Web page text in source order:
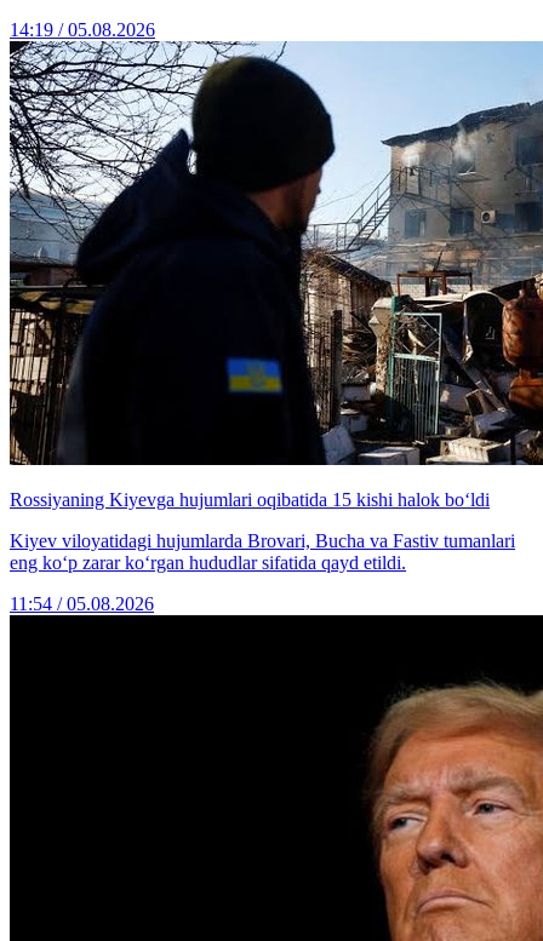
14:19 / 05.08.2026
Rossiyaning Kiyevga hujumlari oqibatida 15 kishi halok bo‘ldi
Kiyev viloyatidagi hujumlarda Brovari, Bucha va Fastiv tumanlari
eng ko‘p zarar ko‘rgan hududlar sifatida qayd etildi.
11:54 / 05.08.2026